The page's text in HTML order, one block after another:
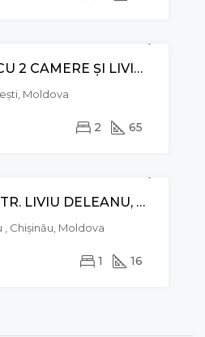
VÂNZARE
APARTAMENT CU 2 CAMERE ȘI LIVING, STR. CARTUȘA, DURLEȘTI
Moldova
2 65
VÂNZARE
GARSONIERĂ, STR. LIVIU DELEANU, BUIUCANI
Chișinău, Moldova
1 16